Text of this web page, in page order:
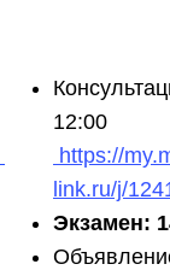
12:00
https://
link.ru/j/
Экзамен: